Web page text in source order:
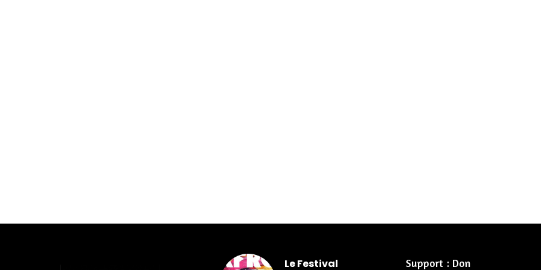
Le Festival Support : Don